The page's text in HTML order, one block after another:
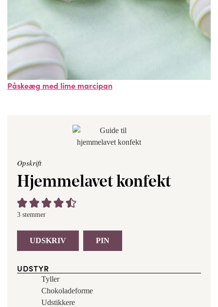
Påskeæg med lime marcipan
Opskrift
Hjemmelavet konfekt
3 stemmer
UDSKRIV PIN
UDSTYR
Tyller
Chokoladeforme
Udstikkere